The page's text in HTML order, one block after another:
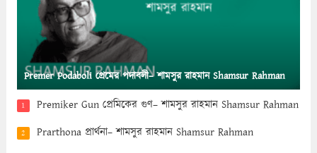
Premer Podaboli প্রেমের পদাবলী– শামসুর রাহমান Shamsur Rahman
1 Premiker Gun প্রেমিকের গুণ– শামসুর রাহমান Shamsur Rahman
2
Prarthona প্রার্থনা– শামসুর রাহমান Shamsur Rahman